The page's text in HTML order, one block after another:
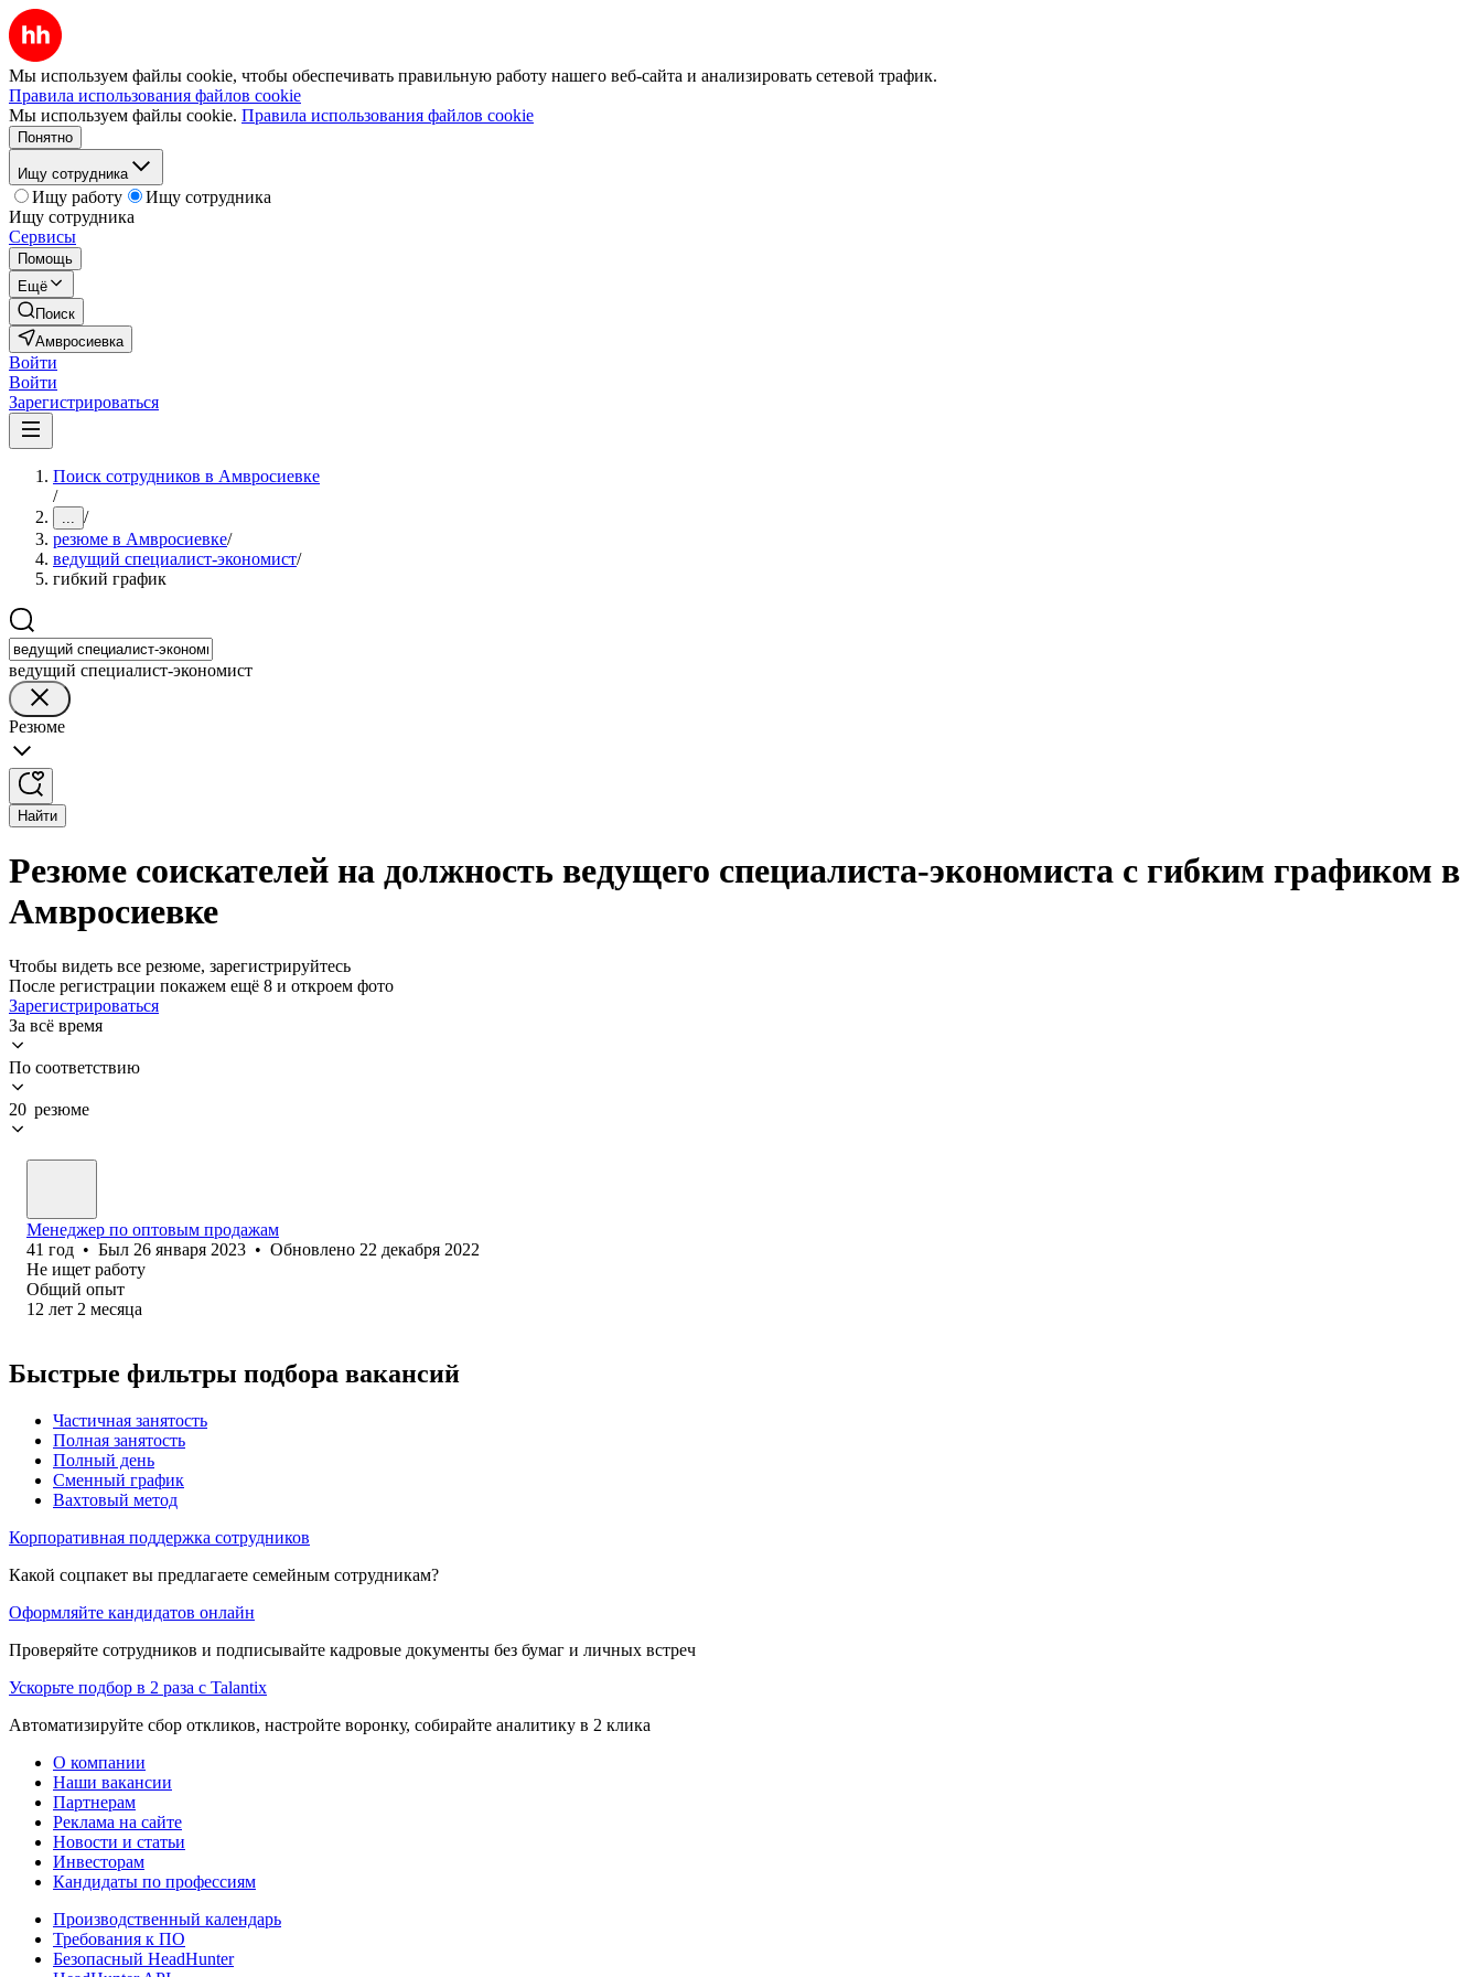
Мы используем файлы cookie, чтобы обеспечивать правильную работу нашего веб-сайта и анализировать сетевой трафик.
Правила использования файлов cookie
Мы используем файлы cookie. Правила использования файлов cookie
Понятно
Ищу сотрудника
Ищу работу
Ищу сотрудника
Ищу сотрудника
Сервисы
Помощь
Ещё
Поиск
Амвросиевка
Войти
Войти
Зарегистрироваться
Поиск сотрудников в Амвросиевке
/
... /
резюме в Амвросиевке/
ведущий специалист-экономист/
гибкий график
ведущий специалист-экономист
Резюме
Найти
Резюме соискателей на должность ведущего специалиста-экономиста с гибким графиком в
Амвросиевке
Чтобы видеть все резюме, зарегистрируйтесь
После регистрации покажем ещё 8 и откроем фото
Зарегистрироваться
За всё время
По соответствию
20 резюме
Менеджер по оптовым продажам
41 год • Был 26 января 2023 • Обновлено 22 декабря 2022
Не ищет работу
Общий опыт
12 лет 2 месяца
Быстрые фильтры подбора вакансий
Частичная занятость
Полная занятость
Полный день
Сменный график
Вахтовый метод
Корпоративная поддержка сотрудников
Какой соцпакет вы предлагаете семейным сотрудникам?
Оформляйте кандидатов онлайн
Проверяйте сотрудников и подписывайте кадровые документы без бумаг и личных встреч
Ускорьте подбор в 2 раза с Talantix
Автоматизируйте сбор откликов, настройте воронку, собирайте аналитику в 2 клика
О компании
Наши вакансии
Партнерам
Реклама на сайте
Новости и статьи
Инвесторам
Кандидаты по профессиям
Производственный календарь
Требования к ПО
Безопасный HeadHunter